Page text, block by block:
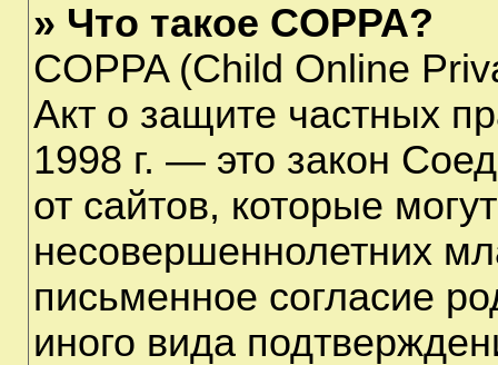
» Что такое COPPA?
COPPA (Child Online
Акт о защите частных
1998 г. — это закон
от сайтов, которые
несовершеннолетних
письменное согласие
иного вида